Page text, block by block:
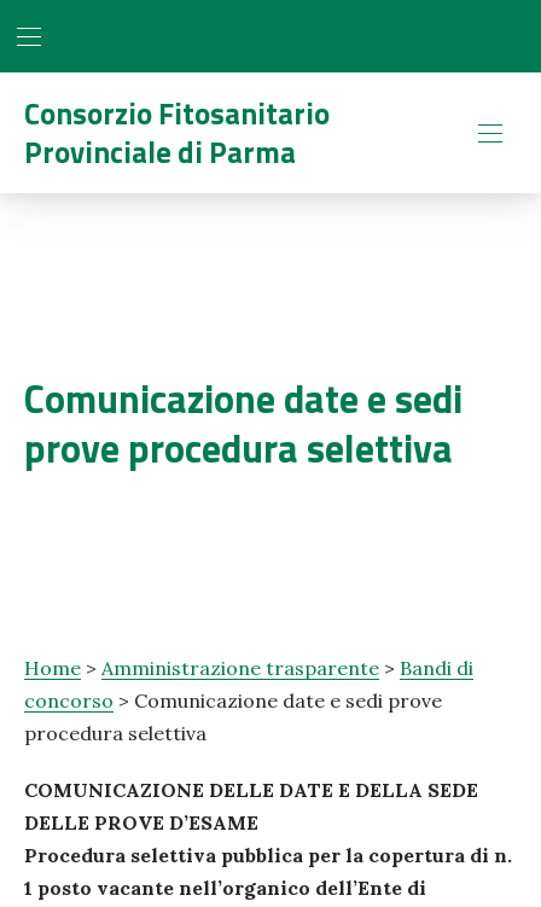
BAR NAVIGATION
Consorzio Fitosanitario
Provinciale di Parma
Comunicazione date e sedi
prove procedura selettiva
Home > Amministrazione trasparente > Bandi di
concorso > Comunicazione date e sedi prove
procedura selettiva
COMUNICAZIONE DELLE DATE E DELLA SEDE
DELLE PROVE D’ESAME
Procedura selettiva pubblica per la copertura di n.
1 posto vacante nell’organico dell’Ente di